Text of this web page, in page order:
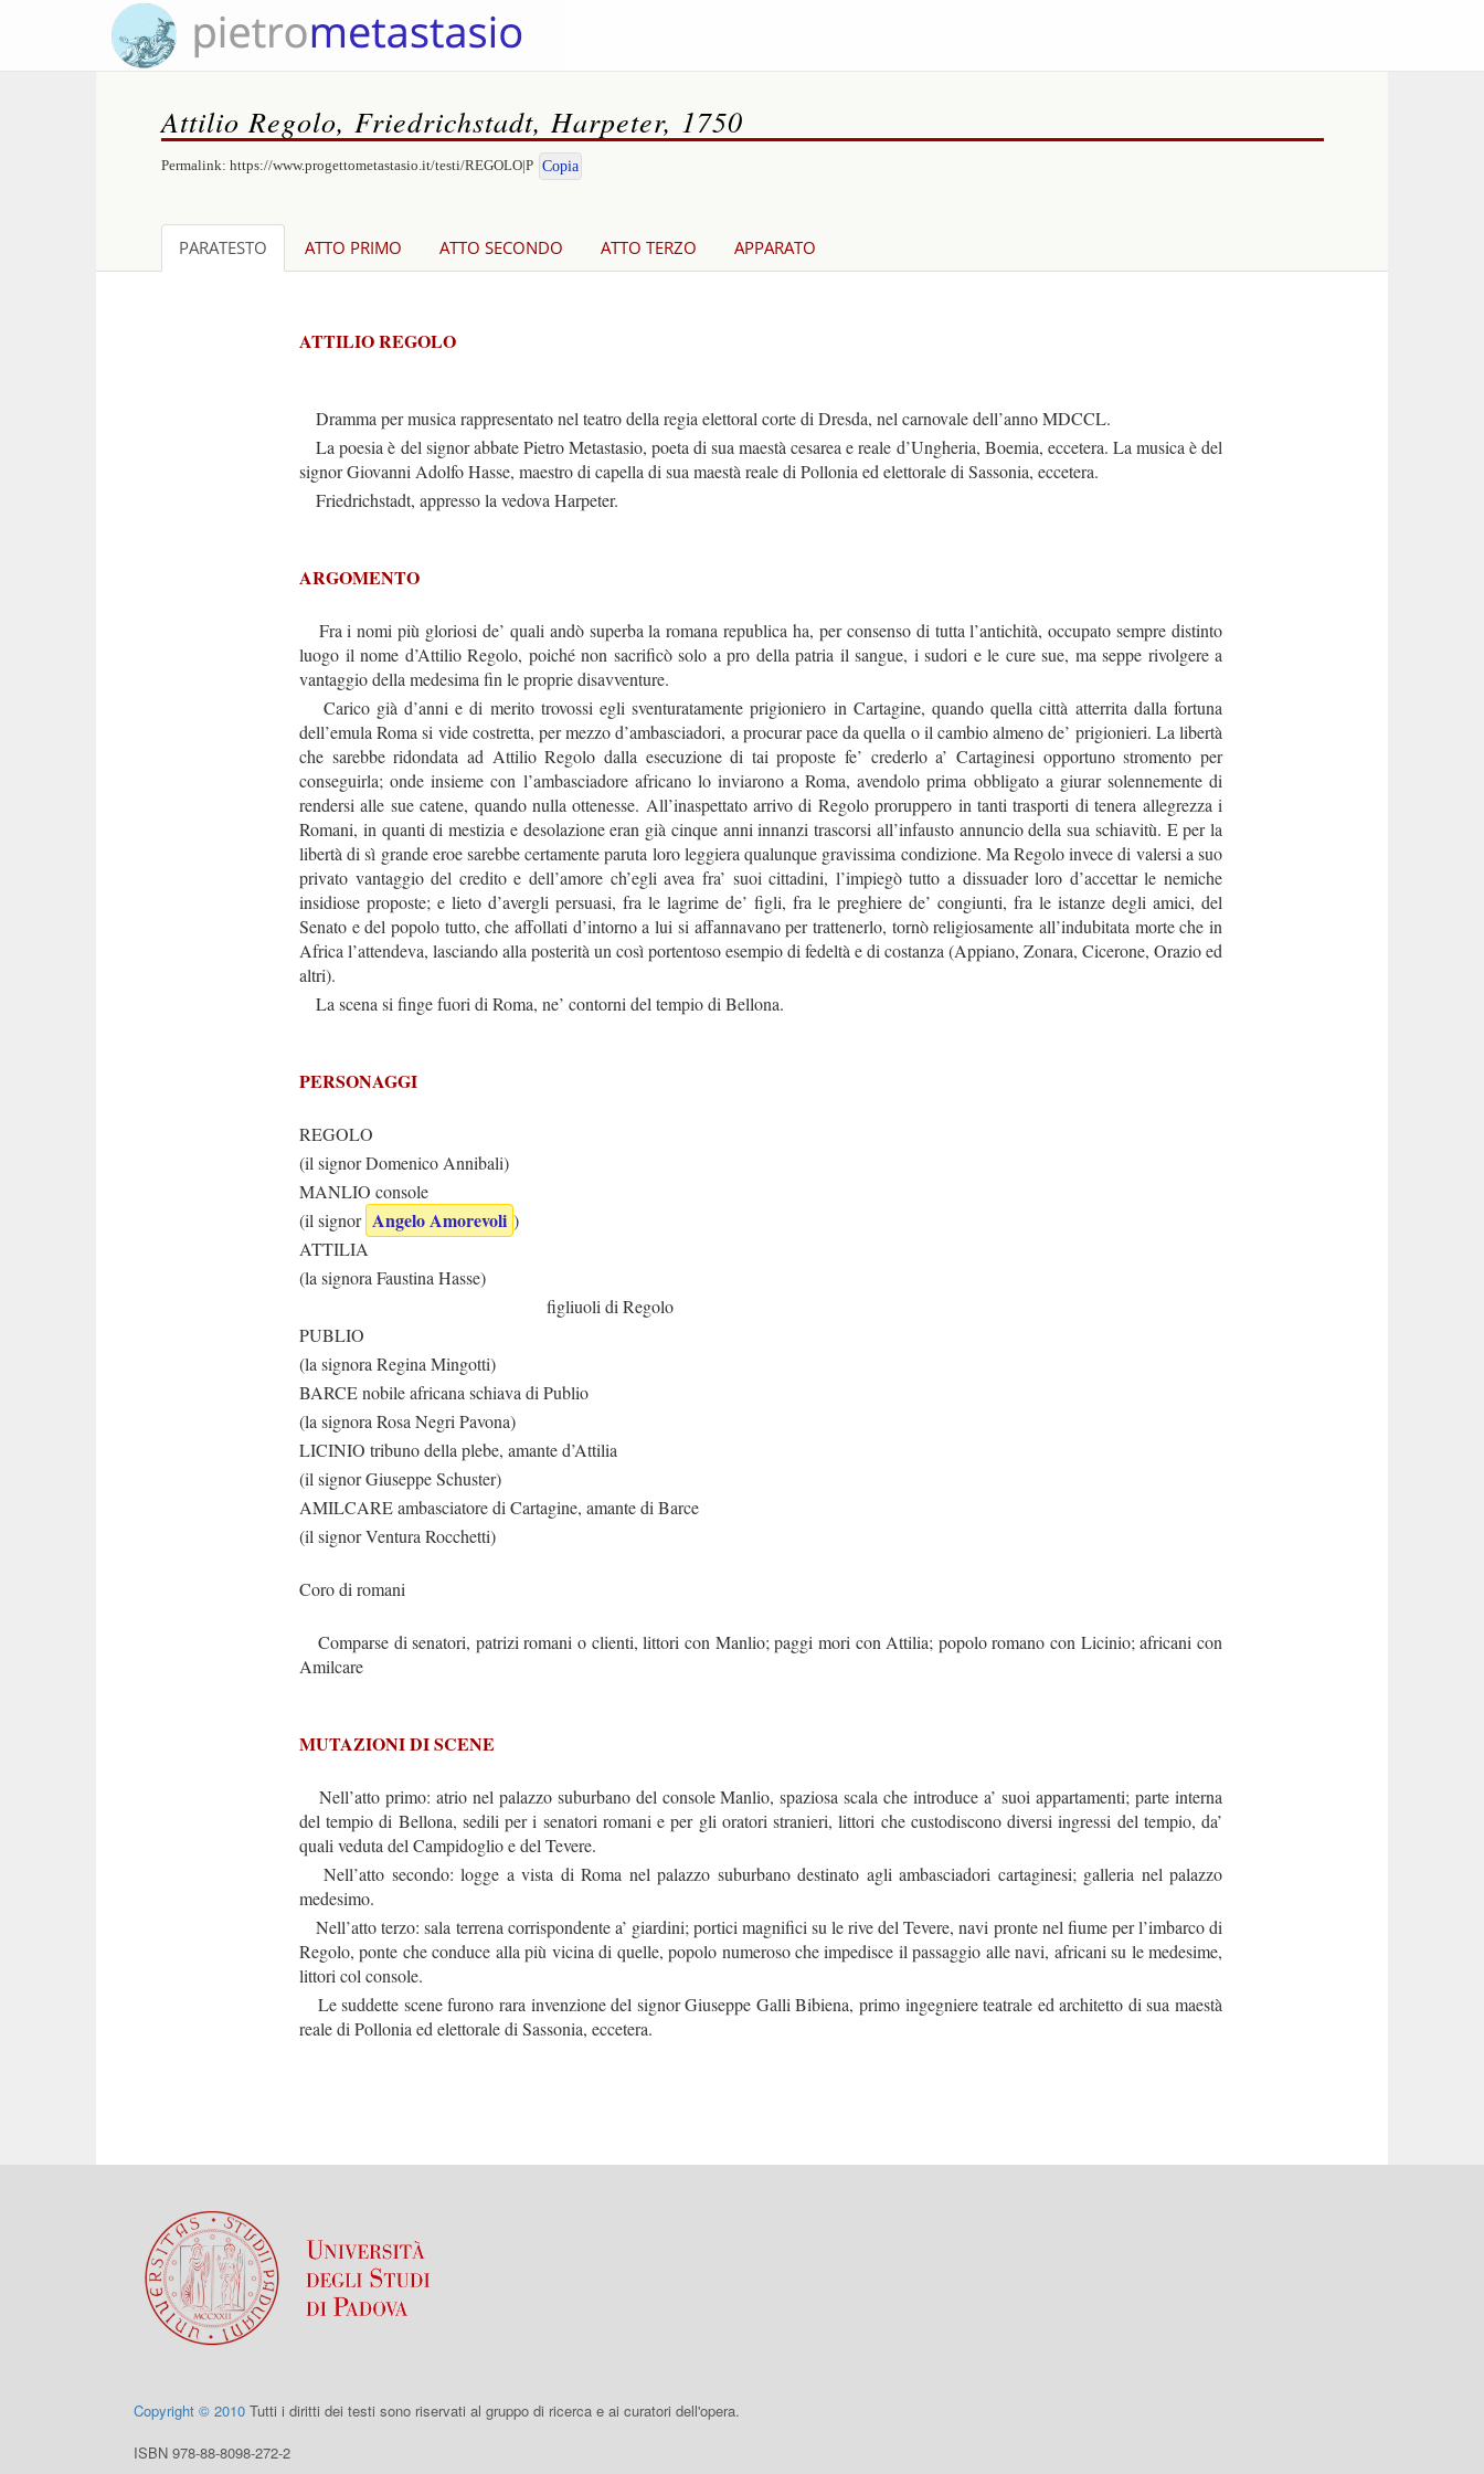
Attilio Regolo, Friedrichstadt, Harpeter, 1750
Permalink: https://www.progettometastasio.it/testi/REGOLO|P Copia
PARATESTO ATTO PRIMO ATTO SECONDO ATTO TERZO APPARATO
ATTILIO REGOLO
Dramma per musica rappresentato nel teatro della regia elettoral corte di Dresda, nel carnovale dell’anno MDCCL.
La poesia è del signor abbate Pietro Metastasio, poeta di sua maestà cesarea e reale d’Ungheria, Boemia, eccetera. La musica è del
signor Giovanni Adolfo Hasse, maestro di capella di sua maestà reale di Pollonia ed elettorale di Sassonia, eccetera.
Friedrichstadt, appresso la vedova Harpeter.
ARGOMENTO
Fra i nomi più gloriosi de’ quali andò superba la romana republica ha, per consenso di tutta l’antichità, occupato sempre distinto
luogo il nome d’Attilio Regolo, poiché non sacrificò solo a pro della patria il sangue, i sudori e le cure sue, ma seppe rivolgere a
vantaggio della medesima fin le proprie disavventure.
Carico già d’anni e di merito trovossi egli sventuratamente prigioniero in Cartagine, quando quella città atterrita dalla fortuna
dell’emula Roma si vide costretta, per mezzo d’ambasciadori, a procurar pace da quella o il cambio almeno de’ prigionieri. La libertà
che sarebbe ridondata ad Attilio Regolo dalla esecuzione di tai proposte fe’ crederlo a’ Cartaginesi opportuno stromento per
conseguirla; onde insieme con l’ambasciadore africano lo inviarono a Roma, avendolo prima obbligato a giurar solennemente di
rendersi alle sue catene, quando nulla ottenesse. All’inaspettato arrivo di Regolo proruppero in tanti trasporti di tenera allegrezza i
Romani, in quanti di mestizia e desolazione eran già cinque anni innanzi trascorsi all’infausto annuncio della sua schiavitù. E per la
libertà di sì grande eroe sarebbe certamente paruta loro leggiera qualunque gravissima condizione. Ma Regolo invece di valersi a suo
privato vantaggio del credito e dell’amore ch’egli avea fra’ suoi cittadini, l’impiegò tutto a dissuader loro d’accettar le nemiche
insidiose proposte; e lieto d’avergli persuasi, fra le lagrime de’ figli, fra le preghiere de’ congiunti, fra le istanze degli amici, del
Senato e del popolo tutto, che affollati d’intorno a lui si affannavano per trattenerlo, tornò religiosamente all’indubitata morte che in
Africa l’attendeva, lasciando alla posterità un così portentoso esempio di fedeltà e di costanza (Appiano, Zonara, Cicerone, Orazio ed
altri).
La scena si finge fuori di Roma, ne’ contorni del tempio di Bellona.
PERSONAGGI
REGOLO
(il signor Domenico Annibali)
MANLIO console
(il signor Angelo Amorevoli )
ATTILIA
(la signora Faustina Hasse)
figliuoli di Regolo
PUBLIO
(la signora Regina Mingotti)
BARCE nobile africana schiava di Publio
(la signora Rosa Negri Pavona)
LICINIO tribuno della plebe, amante d’Attilia
(il signor Giuseppe Schuster)
AMILCARE ambasciatore di Cartagine, amante di Barce
(il signor Ventura Rocchetti)
Coro di romani
Comparse di senatori, patrizi romani o clienti, littori con Manlio; paggi mori con Attilia; popolo romano con Licinio; africani con
Amilcare
MUTAZIONI DI SCENE
Nell’atto primo: atrio nel palazzo suburbano del console Manlio, spaziosa scala che introduce a’ suoi appartamenti; parte interna
del tempio di Bellona, sedili per i senatori romani e per gli oratori stranieri, littori che custodiscono diversi ingressi del tempio, da’
quali veduta del Campidoglio e del Tevere.
Nell’atto secondo: logge a vista di Roma nel palazzo suburbano destinato agli ambasciadori cartaginesi; galleria nel palazzo
medesimo.
Nell’atto terzo: sala terrena corrispondente a’ giardini; portici magnifici su le rive del Tevere, navi pronte nel fiume per l’imbarco di
Regolo, ponte che conduce alla più vicina di quelle, popolo numeroso che impedisce il passaggio alle navi, africani su le medesime,
littori col console.
Le suddette scene furono rara invenzione del signor Giuseppe Galli Bibiena, primo ingegniere teatrale ed architetto di sua maestà
reale di Pollonia ed elettorale di Sassonia, eccetera.
Copyright © 2010 Tutti i diritti dei testi sono riservati al gruppo di ricerca e ai curatori dell'opera.
ISBN 978-88-8098-272-2